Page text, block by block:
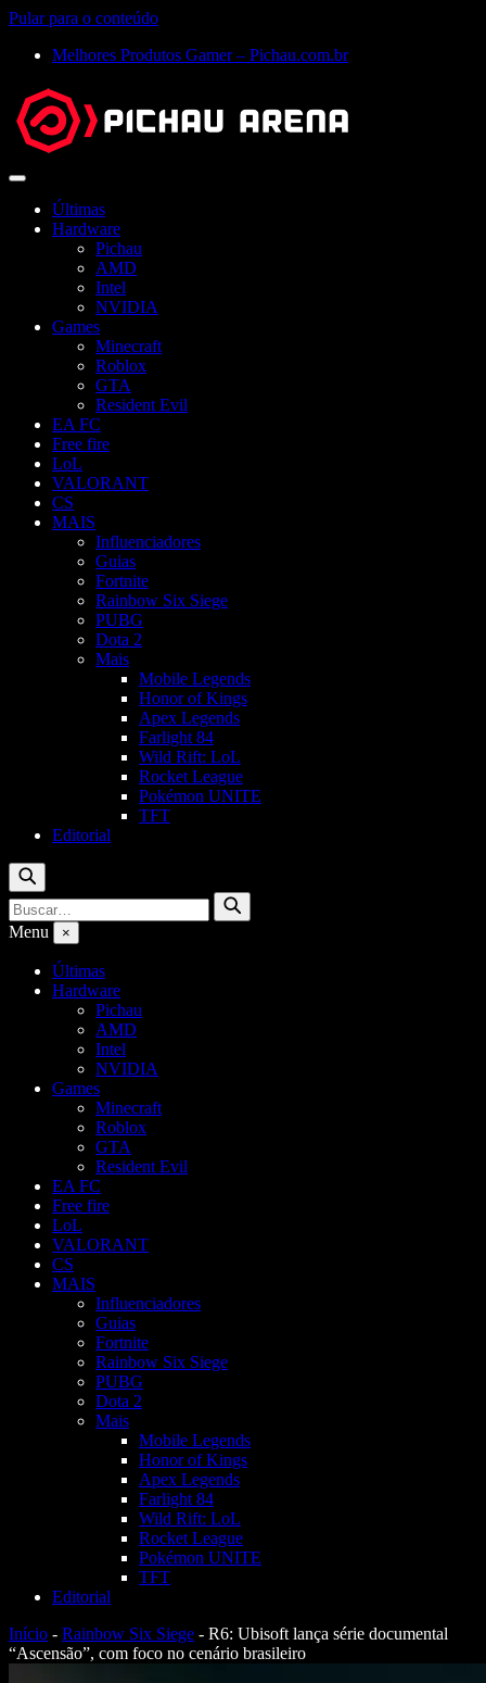
Pular para o conteúdo
Melhores Produtos Gamer – Pichau.com.br
Abrir
Últimas
Hardware
Pichau
AMD
Intel
NVIDIA
Games
Minecraft
Roblox
GTA
Resident Evil
EA FC
Free fire
LoL
VALORANT
CS
MAIS
Influenciadores
Guias
Fortnite
Rainbow Six Siege
PUBG
Dota 2
Mais
Mobile Legends
Honor of Kings
Apex Legends
Farlight 84
Wild Rift: LoL
Rocket League
Pokémon UNITE
TFT
Editorial
Buscar
Buscar
por:
Buscar
Menu ×
Últimas
Hardware
Pichau
AMD
Intel
NVIDIA
Games
Minecraft
Roblox
GTA
Resident Evil
EA FC
Free fire
LoL
VALORANT
CS
MAIS
Influenciadores
Guias
Fortnite
Rainbow Six Siege
PUBG
Dota 2
Mais
Mobile Legends
Honor of Kings
Apex Legends
Farlight 84
Wild Rift: LoL
Rocket League
Pokémon UNITE
TFT
Editorial
Início - Rainbow Six Siege - R6: Ubisoft lança série documental
“Ascensão”, com foco no cenário brasileiro